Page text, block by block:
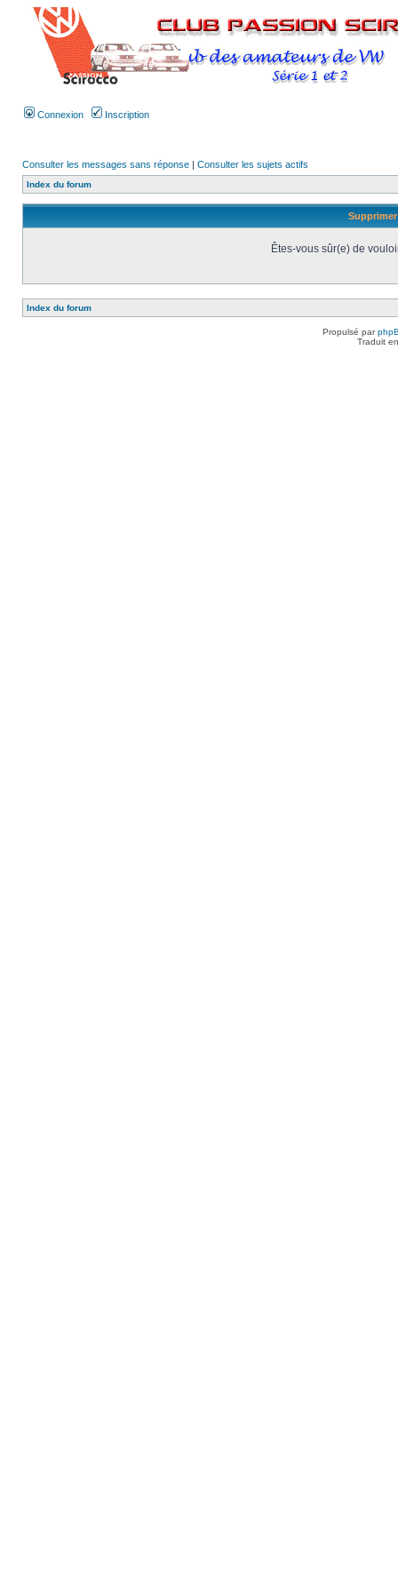
Connexion Inscription
Consulter les messages sans réponse | Consulter les sujets actifs
Index du forum
Êtes-vous sûr(e) de
Index du forum
Propulsé par
Traduit